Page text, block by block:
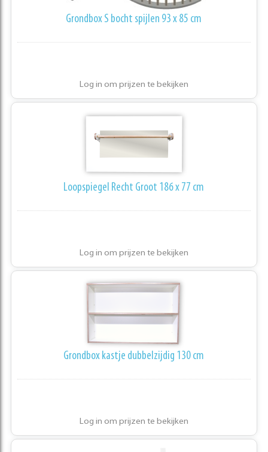
Grondbox S bocht spijlen 93 x 85 cm
Log in om prijzen te bekijken
Loopspiegel Recht Groot 186 x 77 cm
Log in om prijzen te bekijken
Grondbox kastje dubbelzijdig 130 cm
Log in om prijzen te bekijken